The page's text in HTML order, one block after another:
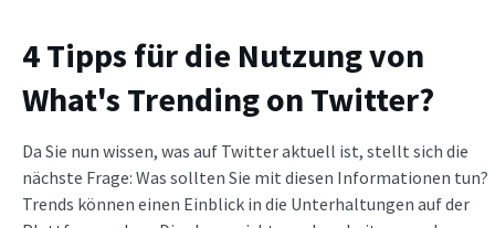
4 Tipps für die Nutzung von
What's Trending on Twitter?
Da Sie nun wissen, was auf Twitter aktuell ist, stellt sich die
nächste Frage: Was sollten Sie mit diesen Informationen tun?
Trends können einen Einblick in die Unterhaltungen auf der